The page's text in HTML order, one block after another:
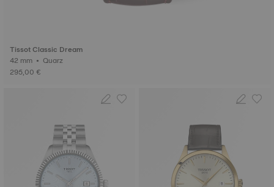
Tissot Classic Dream
42 mm • Quarz
295,00 €